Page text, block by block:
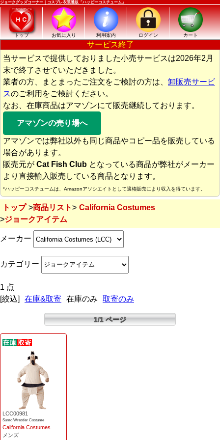
ジョークグッズコーナー｜コスプレ衣装通販「ハッピーコスチューム」
トップ お気に入り 利用案内 ログイン カート
サービス終了
当サービスで提供しておりました小売サービスは2026年2月
末で終了させていただきました。
業者の方、まとまったご注文をご検討の方は、 卸販売サービ
スのご利用をご検討ください。
なお、在庫商品はアマゾンにて販売継続しております。
アマゾンの売り場へ
アマゾンでは弊社以外も同じ商品やコピー品を販売している
場合があります。
販売元が Cat Fish Club となっている商品が弊社がメーカー
より直接輸入販売している商品となります。
*ハッピーコスチュームは、Amazonアソシエイトとして適格販売により収入を得ています。
トップ 商品リスト
California Costumes
ジョークアイテム
メーカー
カテゴリー
1 点
[絞込]
在庫&取寄 在庫のみ 取寄のみ
1/1 ページ
LCC00981
Sumo Wrestler Costume
California Costumes
メンズ